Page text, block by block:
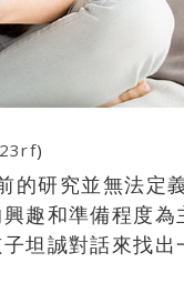
)
研究並無法定
趣和準備程度為
坦誠對話來找出